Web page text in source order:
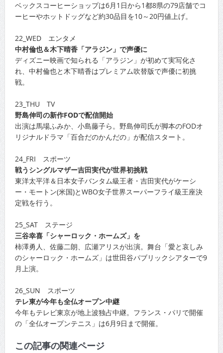
ベックスコーヒーショップは6月1日から1都8県の79店舗でコ
ーヒーやホットドッグなど約30品目を10～20円値上げ。
22_WED エンタメ
中村倫也＆木下晴香「アラジン」で声優に
ディズニー映画で知られる「アラジン」が初めて実写化さ
れ、中村倫也と木下晴香はプレミアム吹替版で声優に初挑
戦。
23_THU TV
野島伸司の新作FODで配信開始
出演は馬場ふみか、小島藤子ら。野島伸司氏が脚本のFODオ
リジナルドラマ「百合だのかんだの」が配信スタート。
24_FRI スポーツ
戦うシングルマザー吉田実代が世界初挑戦
東洋太平洋＆日本女子バンタム級王者・吉田実代がケーシ
ー・モートン(米国)とWBO女子世界スーパーフライ級王座決
定戦を行う。
25_SAT ステージ
三谷幸喜「シャーロック・ホームズ」を
柿澤勇人、佐藤二朗、広瀬アリスが出演。舞台「愛と哀しみ
のシャーロック・ホームズ」は世田谷パブリックシアターで9
月上演。
26_SUN スポーツ
テレ東が今年も全仏オープン中継
今年もテレビ東京が地上波独占中継。フランス・パリで開催
の「全仏オープンテニス」は6月9日まで開催。
この記事の関連ページ